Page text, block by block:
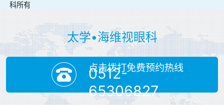
科所有
太学•海维视眼科
点击拨打免费预约热线
0512-
65306827